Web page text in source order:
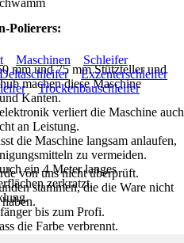
Polierers:
mm und 75 mm Stützteller und
machen diese Maschine
Kanten.
verliert die Maschine auch
an Leistung.
die Maschine langsam anlaufen,
zu vermeiden.
ein 4 Meter langes
zerkratzt.
bis zum Profi.
die Farbe verbrennt.
Maschinen
Schleifer
Deltaschleifer
Exzenterschleifer
Trockenbauschleifer
von uns nicht überprüft.
stammen, die die Ware nicht